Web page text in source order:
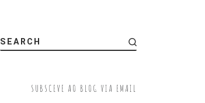
SEARCH
SUBSCEVE AO BLOG VIA EMAIL